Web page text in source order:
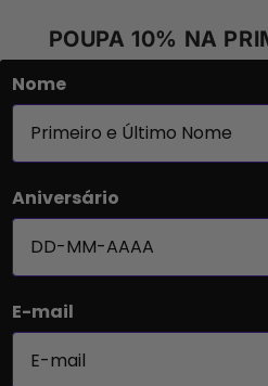
POUPA 10% NA
Nome
Aniversário
E-mail